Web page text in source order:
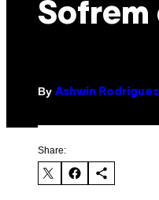
Sofrem
By Ashwin Rodrigues
Share: